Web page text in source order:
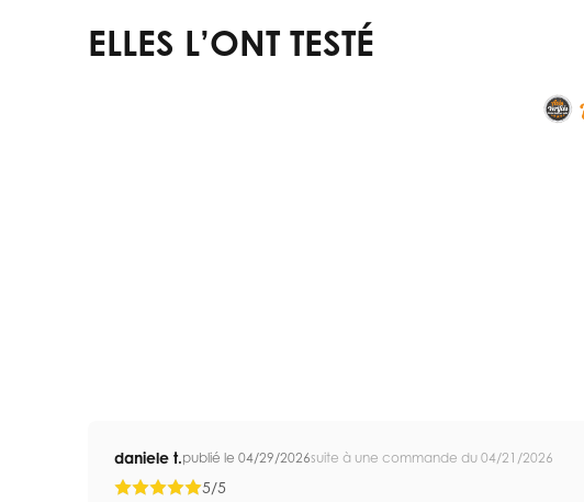
ELLES L’ONT TESTÉ
daniele t.publié le 04/29/2026suite à une commande du 04/21/2026
5/5